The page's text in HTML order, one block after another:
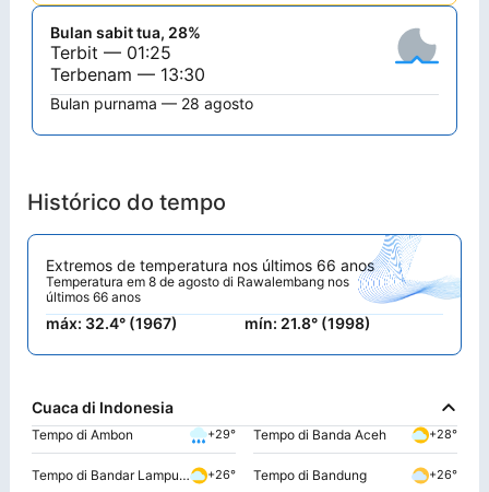
Bulan sabit tua, 28%
Terbit — 01:25
Terbenam — 13:30
Bulan purnama — 28 agosto
Histórico do tempo
Extremos de temperatura nos últimos 66 anos
Temperatura em 8 de agosto di Rawalembang nos
últimos 66 anos
máx: 32.4° (1967) mín: 21.8° (1998)
Cuaca di Indonesia
Tempo di Ambon +29° Tempo di Banda Aceh +28°
Tempo di Bandar Lampung +26° Tempo di Bandung +26°